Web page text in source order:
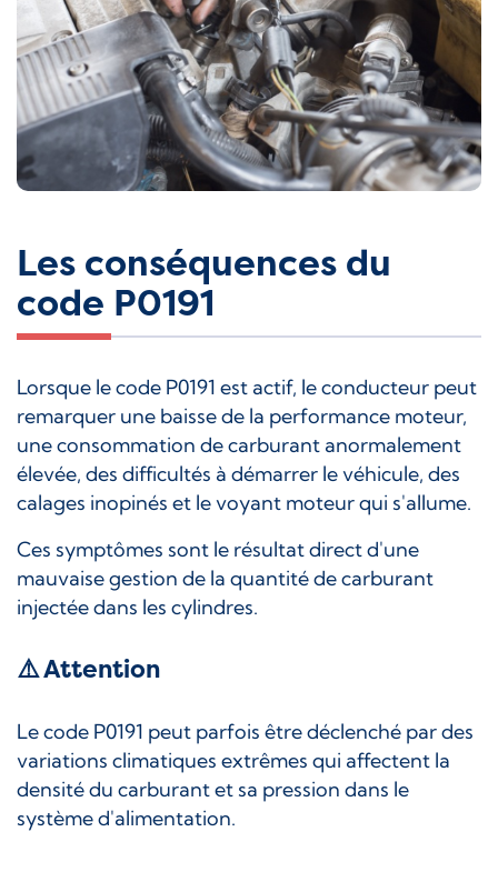
Les conséquences du
code P0191
Lorsque le code P0191 est actif, le conducteur peut
remarquer une baisse de la performance moteur,
une consommation de carburant anormalement
élevée, des difficultés à démarrer le véhicule, des
calages inopinés et le voyant moteur qui s'allume.
Ces symptômes sont le résultat direct d'une
mauvaise gestion de la quantité de carburant
injectée dans les cylindres.
⚠️ Attention
Le code P0191 peut parfois être déclenché par des
variations climatiques extrêmes qui affectent la
densité du carburant et sa pression dans le
système d'alimentation.